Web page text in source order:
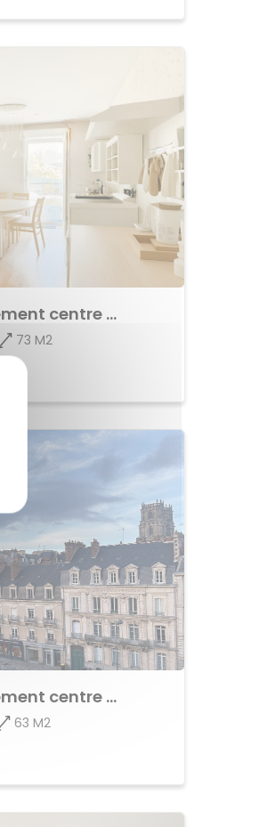
Achat Appartement centre ville
73 M2
Achat Appartement centre ville
63 M2